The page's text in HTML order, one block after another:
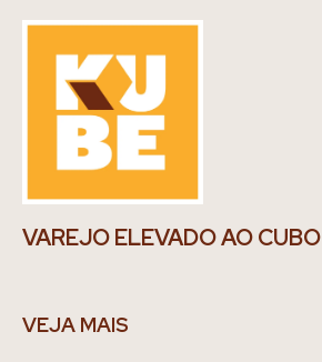
VAREJO ELEVADO AO CUBO
VEJA MAIS